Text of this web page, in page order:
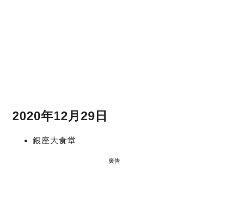
2020年12月29日
銀座大食堂
廣告